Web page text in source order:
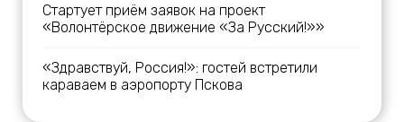
Стартует приём заявок на проект
«Волонтёрское движение «За Русский!»»
«Здравствуй, Россия!»: гостей встретили
караваем в аэропорту Пскова